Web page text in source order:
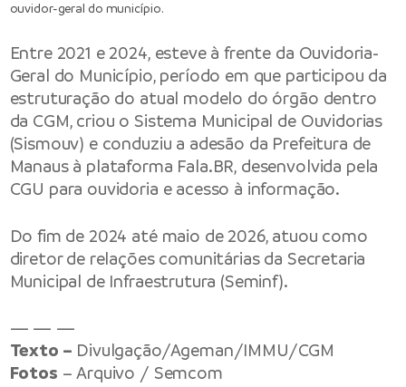
ouvidor-geral do município.
Entre 2021 e 2024, esteve à frente da Ouvidoria-
Geral do Município, período em que participou da
estruturação do atual modelo do órgão dentro
da CGM, criou o Sistema Municipal de Ouvidorias
(Sismouv) e conduziu a adesão da Prefeitura de
Manaus à plataforma Fala.BR, desenvolvida pela
CGU para ouvidoria e acesso à informação.
Do fim de 2024 até maio de 2026, atuou como
diretor de relações comunitárias da Secretaria
Municipal de Infraestrutura (Seminf).
— — —
Texto – Divulgação/Ageman/IMMU/CGM
Fotos – Arquivo / Semcom